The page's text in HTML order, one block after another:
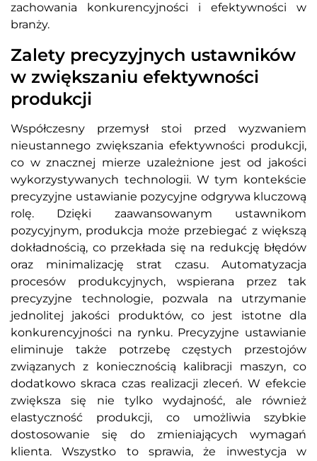
zachowania konkurencyjności i efektywności w
branży.
Zalety precyzyjnych ustawników
w zwiększaniu efektywności
produkcji
Współczesny przemysł stoi przed wyzwaniem
nieustannego zwiększania efektywności produkcji,
co w znacznej mierze uzależnione jest od jakości
wykorzystywanych technologii. W tym kontekście
precyzyjne ustawianie pozycyjne odgrywa kluczową
rolę. Dzięki zaawansowanym ustawnikom
pozycyjnym, produkcja może przebiegać z większą
dokładnością, co przekłada się na redukcję błędów
oraz minimalizację strat czasu. Automatyzacja
procesów produkcyjnych, wspierana przez tak
precyzyjne technologie, pozwala na utrzymanie
jednolitej jakości produktów, co jest istotne dla
konkurencyjności na rynku. Precyzyjne ustawianie
eliminuje także potrzebę częstych przestojów
związanych z koniecznością kalibracji maszyn, co
dodatkowo skraca czas realizacji zleceń. W efekcie
zwiększa się nie tylko wydajność, ale również
elastyczność produkcji, co umożliwia szybkie
dostosowanie się do zmieniających wymagań
klienta. Wszystko to sprawia, że inwestycja w